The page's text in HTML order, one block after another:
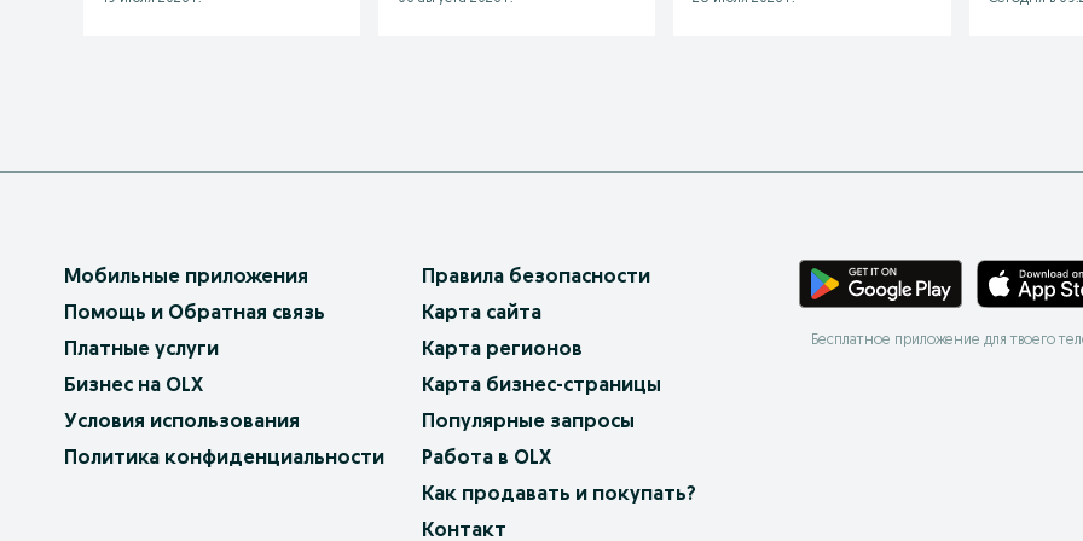
Мобильные приложения
Помощь и Обратная связь
Платные услуги
Бизнес на OLX
Условия использования
Политика конфиденциальности
Правила безопасности
Карта сайта
Карта регионов
Карта бизнес-страницы
Популярные запросы
Работа в OLX
Как продавать и покупать?
Контакт
Бесплатное приложение для твоего